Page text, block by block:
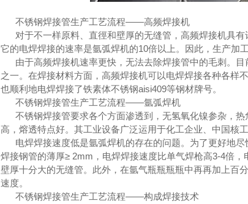
成都槽钢厂家 成都镀锌钢管厂家
不锈钢焊接管生产工艺流程——高频焊接机
对于不一样原料、直徑和壁厚的无缝管，高频焊接机具有
它的电焊焊接的速率是氩弧焊机的10倍以上。因此，生产加
由于高频焊接机速率更快，无法去除焊接管中的毛刺。目
之一。在焊接材料方面，高频焊接机可以电焊焊接各种各样
也顺利地电焊焊接了铁素体不锈钢aisi409等钢材牌号。
不锈钢焊接管生产工艺流程——氩弧焊机
不锈钢焊接管要求各个方面渗透到，无氢氧化镍参杂，热
高，熔透特点好。其工业设备广泛运用于化工企业、中国核工
电焊焊接速度低是氩弧焊机的存在的问题。为了更好地尽
焊接钢管的薄厚≥ 2mm，电焊焊接速度比单气焊枪高3-4倍
壁厚十分大的无缝管。此外，在氩气瓶瓶瓶瓶中再再加上百
速度。
不锈钢焊接管生产工艺流程——构成焊接技术